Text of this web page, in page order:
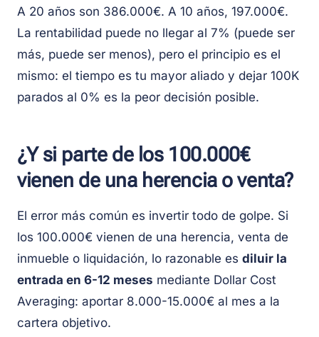
A 20 años son 386.000€. A 10 años, 197.000€.
La rentabilidad puede no llegar al 7% (puede ser
más, puede ser menos), pero el principio es el
mismo: el tiempo es tu mayor aliado y dejar 100K
parados al 0% es la peor decisión posible.
¿Y si parte de los 100.000€
vienen de una herencia o venta?
El error más común es invertir todo de golpe. Si
los 100.000€ vienen de una herencia, venta de
inmueble o liquidación, lo razonable es diluir la
entrada en 6-12 meses mediante Dollar Cost
Averaging: aportar 8.000-15.000€ al mes a la
cartera objetivo.